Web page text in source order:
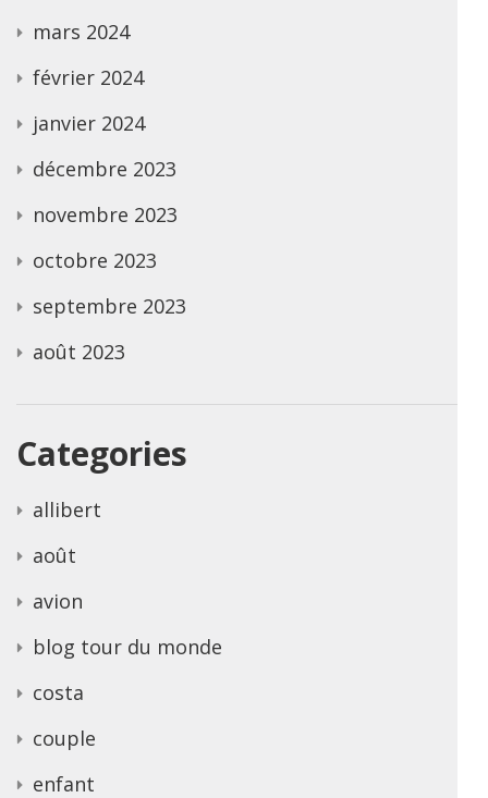
mars 2024
février 2024
janvier 2024
décembre 2023
novembre 2023
octobre 2023
septembre 2023
août 2023
Categories
allibert
août
avion
blog tour du monde
costa
couple
enfant